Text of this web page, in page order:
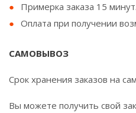
Примерка заказа 15 минут.
Оплата при получении
САМОВЫВОЗ
Срок хранения заказов на
Вы можете получить свой